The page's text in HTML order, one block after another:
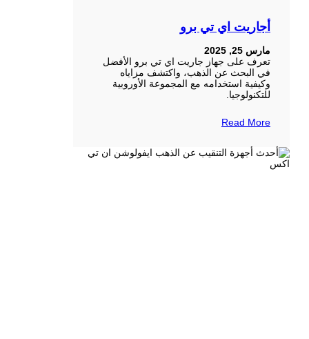
أجاريت اي تي برو
مارس 25, 2025
تعرف على جهاز جاريت اي تي برو الأفضل
في البحث عن الذهب، واكتشف مزاياه
وكيفية استخدامه مع المجموعة الأوروبية
للتكنولوجيا.
Read More